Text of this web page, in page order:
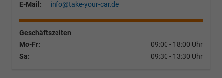
E-Mail:
info@take-your-car.de
Geschäftszeiten
Mo-Fr:
09:00 - 18:00 Uhr
Sa:
09:30 - 13:30 Uhr